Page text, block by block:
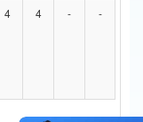
4 4 - -